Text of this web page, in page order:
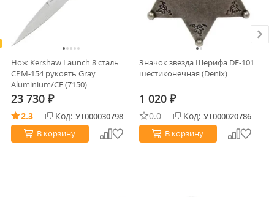
Нож Kershaw Launch 8 сталь
CPM-154 рукоять Gray
Aluminium/CF (7150)
23 730 ₽
2.3 Код: УТ000030798
В корзину
Значок звезда Шерифа DE-101
шестиконечная (Denix)
1 020 ₽
0.0 Код: УТ000020786
В корзину